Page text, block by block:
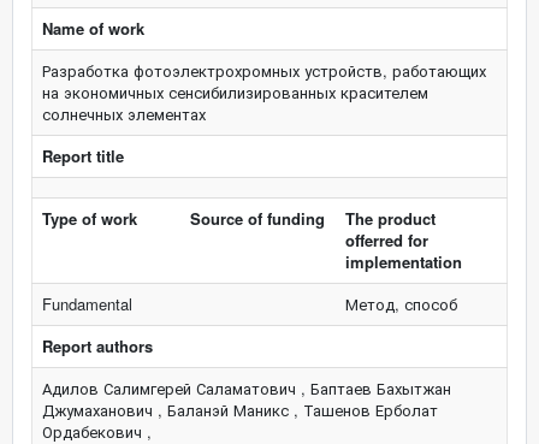
Name of work
Разработка фотоэлектрохромных устройств, работающих
на экономичных сенсибилизированных красителем
солнечных элементах
Report title
Type of work Source of funding
The product
offerred for
implementation
Fundamental
Метод, способ
Report authors
Адилов Салимгерей Саламатович , Баптаев Бахытжан
Джумаханович , Баланэй Маникс , Ташенов Ерболат
Ордабекович ,